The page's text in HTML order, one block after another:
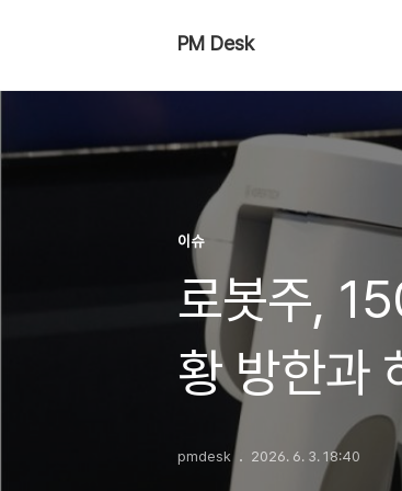
PM Desk
이슈
로봇주,
황 방한과
pmdesk 2026. 6. 3. 18:40